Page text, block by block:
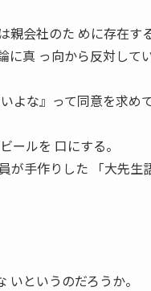
会社のた めに存在する
に真 っ向から反対して
よな』って同意を求め
ルを 口にする。
が手作りした 「大先生
というのだろうか。